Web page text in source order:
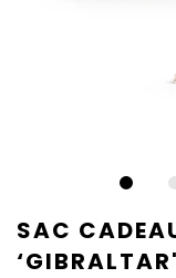
SAC
‘GIBRALTAR'